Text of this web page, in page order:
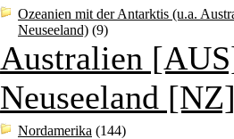
Ozeanien mit der Antarktis (u.a.
Neuseeland) (9)
Australien
Neuseeland
Nordamerika (144)